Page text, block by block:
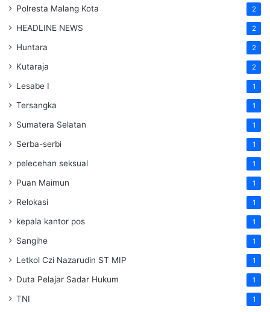
Polresta Malang Kota 2
HEADLINE NEWS 2
Huntara 2
Kutaraja 2
Lesabe I 1
Tersangka 1
Sumatera Selatan 1
Serba-serbi 1
pelecehan seksual 1
Puan Maimun 1
Relokasi 1
kepala kantor pos 1
Sangihe 1
Letkol Czi Nazarudin ST MIP 1
Duta Pelajar Sadar Hukum 1
TNI 1